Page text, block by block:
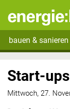
bauen & sanieren
Start-
Mittwoch, 27.